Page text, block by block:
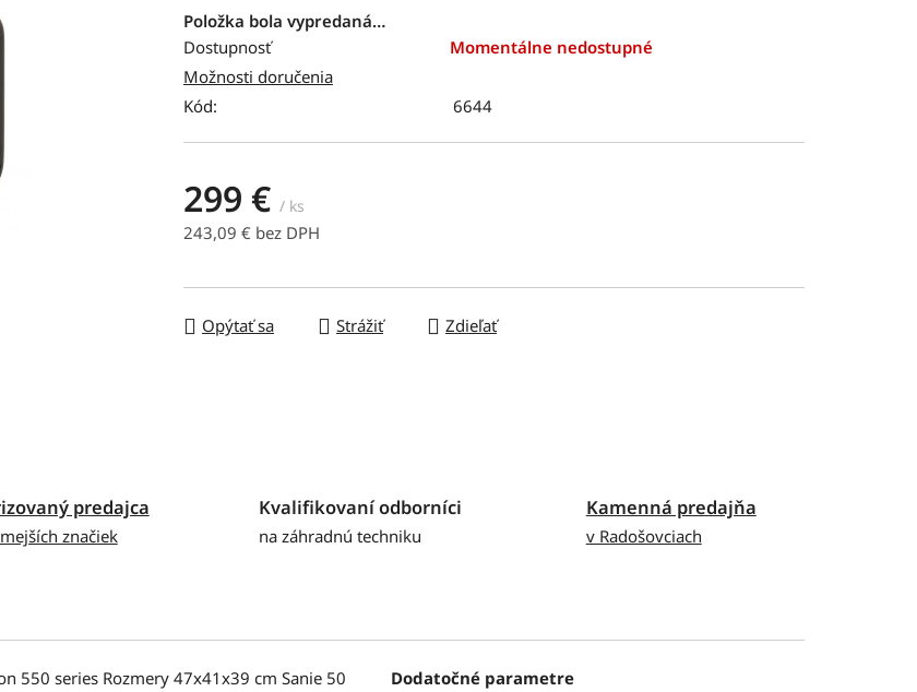
produktu
je
0,0
z
hviezdičiek.
Položka bola vypredaná…
Dostupnosť
Momentálne nedostupné
Možnosti doručenia
Kód:
6644
299 € / ks
243,09 € bez DPH
Opýtať sa Strážiť Zdieľať
predajca
značiek
Kvalifikovaní odborníci
na záhradnú techniku
Kamenná predajňa
v Radošovciach
550 series Rozmery 47x41x39 cm Sanie 50
Dodatočné parametre